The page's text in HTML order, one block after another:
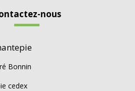
nous
Bonnin
cedex